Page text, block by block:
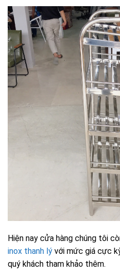
Hiện nay cửa hàng chúng tôi
inox thanh lý với mức giá cực
quý khách tham khảo thêm.